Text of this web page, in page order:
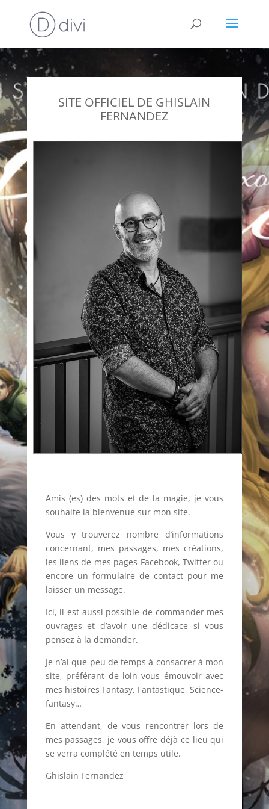
SITE OFFICIEL DE GHISLAIN
FERNANDEZ
Amis (es) des mots et de la magie, je vous
souhaite la bienvenue sur mon site.
Vous y trouverez nombre d’informations
concernant, mes passages, mes créations,
les liens de mes pages Facebook, Twitter ou
encore un formulaire de contact pour me
laisser un message.
Ici, il est aussi possible de commander mes
ouvrages et d’avoir une dédicace si vous
pensez à la demander.
Je n’ai que peu de temps à consacrer à mon
site, préférant de loin vous émouvoir avec
mes histoires Fantasy, Fantastique, Science-
fantasy…
En attendant, de vous rencontrer lors de
mes passages, je vous offre déjà ce lieu qui
se verra complété en temps utile.
Ghislain Fernandez